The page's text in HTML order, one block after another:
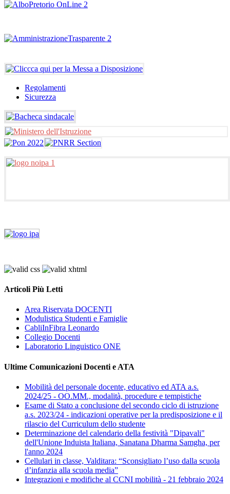
Regolamenti
Sicurezza
Articoli Più Letti
Area Riservata DOCENTI
Modulistica Studenti e Famiglie
CabliInFibra Leonardo
Collegio Docenti
Laboratorio Linguistico ONE
Ultime Comunicazioni Docenti e ATA
Mobilità del personale docente, educativo ed ATA a.s.
2024/25 - OO.MM., modalità, procedure e tempistiche
Esame di Stato a conclusione del secondo ciclo di istruzione
a.s. 2023/24 - indicazioni operative per la predisposizione e il
rilascio del Curriculum dello studente
Determinazione del calendario della festività "Dipavali"
dell'Unione Induista Italiana, Sanatana Dharma Samgha, per
l'anno 2024
Cellulari in classe, Valditara: “Sconsigliato l’uso dalla scuola
d’infanzia alla scuola media”
Integrazioni e modifiche al CCNI mobilità - 21 febbraio 2024